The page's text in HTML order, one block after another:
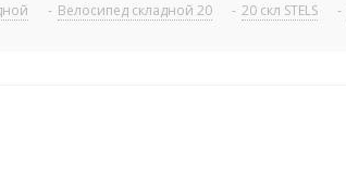
- Велосипед складной 20 - 20 скл STELS -